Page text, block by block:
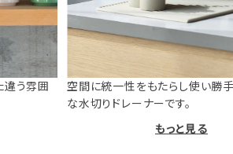
違う雰囲
空間に統一性をもたらし使い勝
な水切りドレーナーです。
もっと見る